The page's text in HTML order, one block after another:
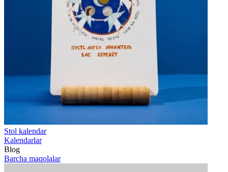
Stol kalendar
Kalendarlar
Blog
Barcha maqolalar